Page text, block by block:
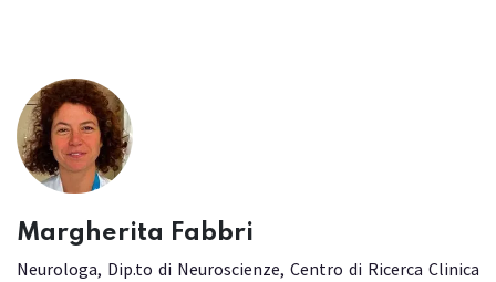
Margherita Fabbri
Neurologa, Dip.to di Neuroscienze, Centro di Ricerca Clinica